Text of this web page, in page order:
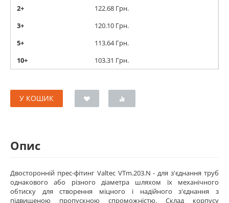
2+
122.68 Грн.
3+
120.10 Грн.
5+
113.64Грн.
10+
103.31 Грн.
У КОШИК
Опис
Двосторонній прес-фітинг Valtec VTm.203.N - для з'єднання труб
однакового або різного діаметра шляхом їх механічного
обтиску для створення міцного і надійного з'єднання з
підвищеною пропускною спроможністю. Склад корпусу